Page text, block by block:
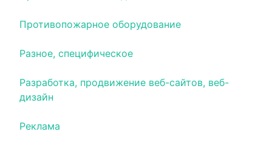
Противопожарное оборудование
Разное, специфическое
Разработка, продвижение веб-сайтов, веб-
дизайн
Реклама